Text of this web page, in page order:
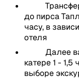
Личные
фотографии и
Ласты в
Трансфер
Русский
Завтрак
Обед
Ужин
Вода и
ограничения
13:00Острову № 9.
трубкой
Остров №8.
обзорная
15:30Отбытие
до пирса
часу, в
отеля
Далее
катере 1 - 1,5
выборе